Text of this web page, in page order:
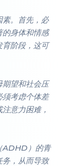
素。首先，必
的身体和情感
育阶段，这可
期望和社会压
须考虑个体差
意力困难，
ADHD）的青
务，从而导致